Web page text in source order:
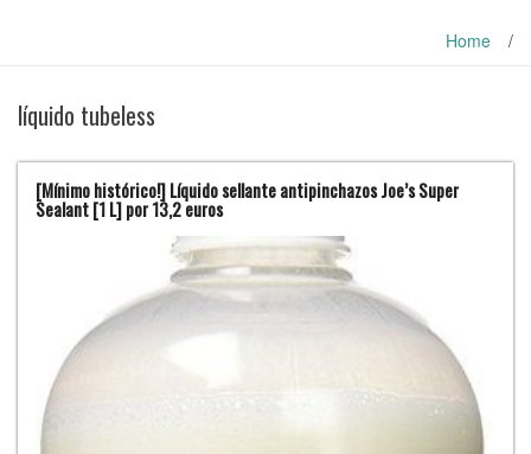
Home /
líquido tubeless
[Mínimo histórico!] Líquido sellante antipinchazos Joe’s Super
Sealant [1 L] por 13,2 euros